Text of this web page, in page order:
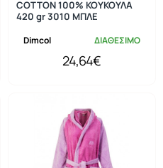
Dimcol ΔΙΑΘΕΣΙΜΟ
COTTON 100% ΚΟΥΚΟΥΛΑ
420 gr 3010 ΜΠΛΕ
24,64€